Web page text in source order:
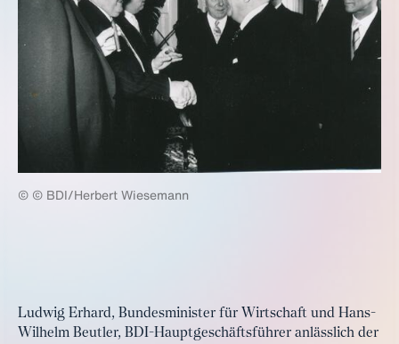
© © BDI/Herbert Wiesemann
Ludwig Erhard, Bundesminister für Wirtschaft und Hans-
Wilhelm Beutler, BDI-Hauptgeschäftsführer anlässlich der